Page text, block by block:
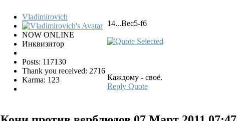
Vladimirovich
NOW ONLINE
Инквизитор
Posts: 117130
Thank you received: 2716
Karma: 123
14...Bec5-f6
Каждому - своё.
Reply Quote